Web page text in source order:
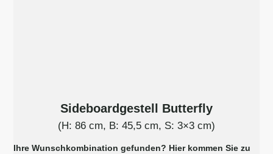
Sideboardgestell Butterfly
(H: 86 cm, B: 45,5 cm, S: 3×3 cm)
Ihre Wunschkombination gefunden? Hier kommen Sie zu